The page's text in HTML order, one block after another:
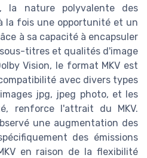
la nature polyvalente des
la fois une opportunité et un
à sa capacité à encapsuler
titres et qualités d'image
Vision, le format MKV est
avec divers types
jpg, jpeg photo, et les
renforce l'attrait du MKV.
une augmentation des
des émissions
en raison de la flexibilité